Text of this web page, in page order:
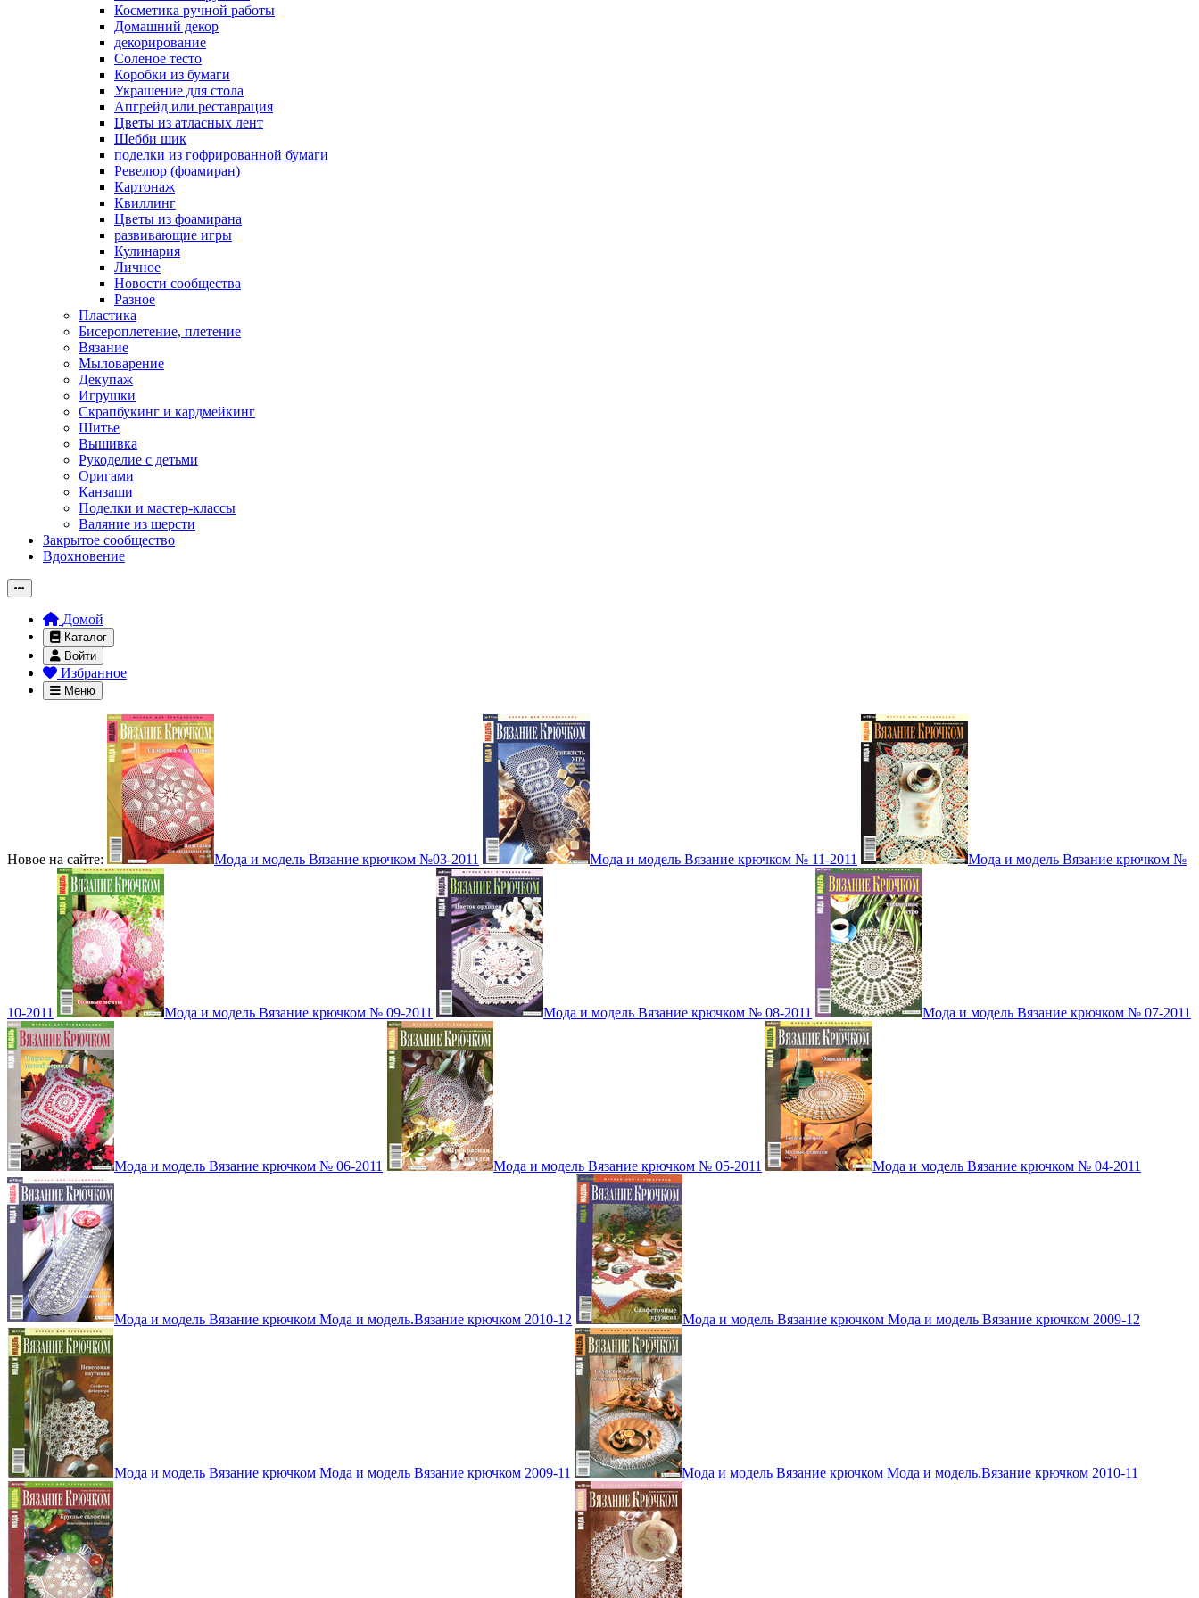
Косметика ручной работы
Домашний декор
декорирование
Соленое тесто
Коробки из бумаги
Украшение для стола
Апгрейд или реставрация
Цветы из атласных лент
Шебби шик
поделки из гофрированной бумаги
Ревелюр (фоамиран)
Картонаж
Квиллинг
Цветы из фоамирана
развивающие игры
Кулинария
Личное
Новости сообщества
Разное
Пластика
Бисероплетение, плетение
Вязание
Мыловарение
Декупаж
Игрушки
Скрапбукинг и кардмейкинг
Шитье
Вышивка
Рукоделие с детьми
Оригами
Канзаши
Поделки и мастер-классы
Валяние из шерсти
Закрытое сообщество
Вдохновение
Домой
Каталог
Войти
Избранное
Меню
Новое на сайте: Мода и модель Вязание крючком №03-2011 Мода и модель Вязание крючком № 11-2011 Мода и модель Вязание крючком №
10-2011 Мода и модель Вязание крючком № 09-2011 Мода и модель Вязание крючком № 08-2011 Мода и модель Вязание крючком № 07-2011
Мода и модель Вязание крючком № 06-2011 Мода и модель Вязание крючком № 05-2011 Мода и модель Вязание крючком № 04-2011
Мода и модель Вязание крючком Мода и модель.Вязание крючком 2010-12 Мода и модель Вязание крючком Мода и модель Вязание крючком 2009-12
Мода и модель Вязание крючком Мода и модель Вязание крючком 2009-11 Мода и модель Вязание крючком Мода и модель.Вязание крючком 2010-11